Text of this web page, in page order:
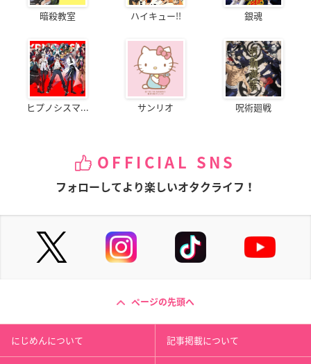
暗殺教室 ハイキュー!! 銀魂
ヒプノシスマ... サンリオ 呪術廻戦
OFFICIAL SNS
フォローしてより楽しいオタクライフ！
ページの先頭へ
にじめんについて 記事掲載について